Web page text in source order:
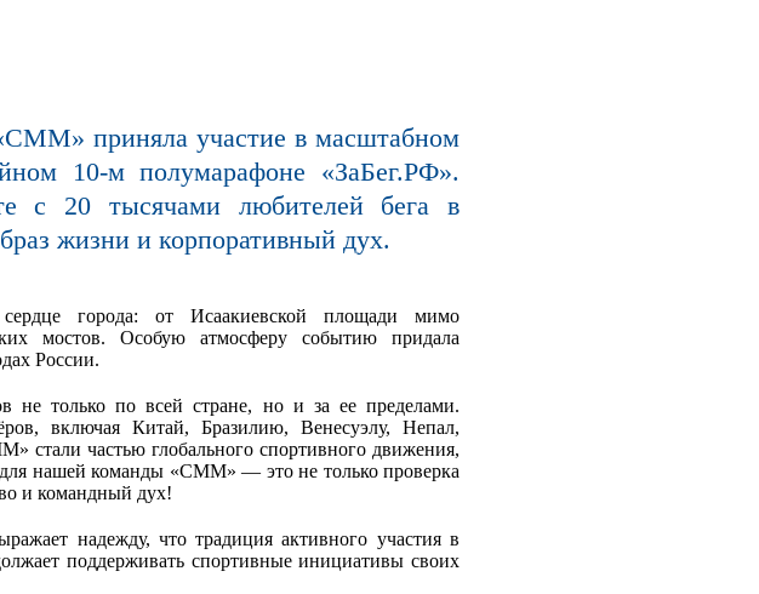
приняла участие в масштабном
10-м полумарафоне «ЗаБег.РФ».
с 20 тысячами любителей бега в
жизни и корпоративный дух.
города: от Исаакиевской площади мимо
мостов. Особую атмосферу событию придала
России.
не только по всей стране, но и за ее пределами.
включая Китай, Бразилию, Венесуэлу, Непал,
частью глобального спортивного движения,
нашей команды «СММ» — это не только проверка
и командный дух!
надежду, что традиция активного участия в
поддерживать спортивные инициативы своих